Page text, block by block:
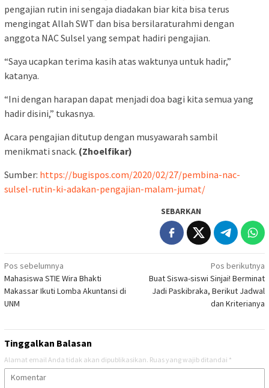
pengajian rutin ini sengaja diadakan biar kita bisa terus
mengingat Allah SWT dan bisa bersilaraturahmi dengan
anggota NAC Sulsel yang sempat hadiri pengajian.
“Saya ucapkan terima kasih atas waktunya untuk hadir,”
katanya.
“Ini dengan harapan dapat menjadi doa bagi kita semua yang
hadir disini,” tukasnya.
Acara pengajian ditutup dengan musyawarah sambil
menikmati snack. (Zhoelfikar)
Sumber: https://bugispos.com/2020/02/27/pembina-nac-
sulsel-rutin-ki-adakan-pengajian-malam-jumat/
SEBARKAN
Navigasi
pos
Pos sebelumnya
Mahasiswa STIE Wira Bhakti
Makassar Ikuti Lomba Akuntansi di
UNM
Pos berikutnya
Buat Siswa-siswi Sinjai! Berminat
Jadi Paskibraka, Berikut Jadwal
dan Kriterianya
Tinggalkan Balasan
Alamat email Anda tidak akan dipublikasikan. Ruas yang wajib ditandai *